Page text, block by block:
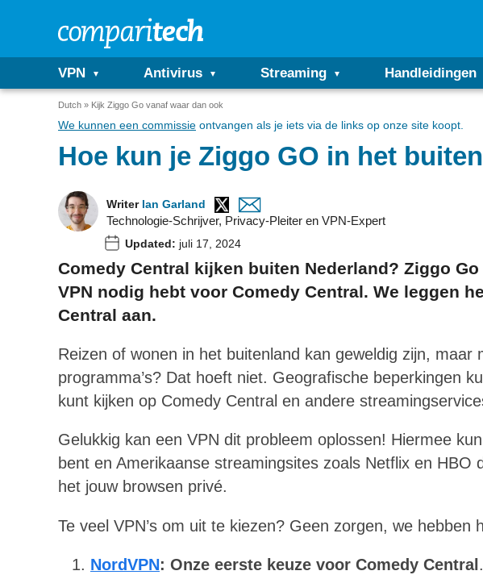
VPN Antivirus Streaming Handleidingen
Dutch Kijk Ziggo Go vanaf waar dan ook
We kunnen een commissie ontvangen als je iets via de links op onze site koopt.
Hoe kun je Ziggo GO in het
Writer Ian Garland
Technologie-Schrijver, Privacy-Pleiter en VPN-Expert
Updated: juli 17, 2024
Comedy Central kijken buiten Nederland? Ziggo
VPN nodig hebt voor Comedy Central. We leggen
Central aan.
Reizen of wonen in het buitenland kan geweldig zijn, maar
programma’s? Dat hoeft niet. Geografische beperkingen
kunt kijken op Comedy Central en andere
Gelukkig kan een VPN dit probleem oplossen! Hiermee
bent en Amerikaanse streamingsites zoals Netflix en HBO
het jouw browsen privé.
Te veel VPN’s om uit te kiezen? Geen zorgen, we hebben
NordVPN: Onze eerste keuze voor Comedy Central